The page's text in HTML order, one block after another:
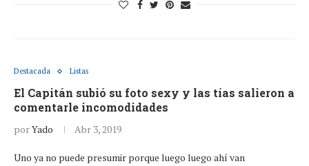
Destacada Listas
El Capitán subió su foto sexy y las tías salieron a
comentarle incomodidades
porYado Abr 3, 2019
Uno ya no puede presumir porque luego luego ahí van